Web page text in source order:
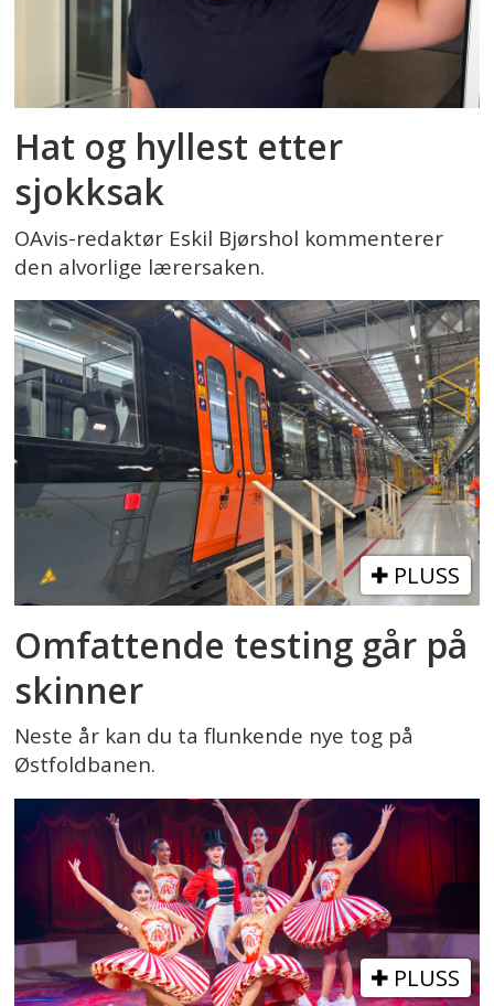
Hat og hyllest etter
sjokksak
OAvis-redaktør Eskil Bjørshol kommenterer
den alvorlige lærersaken.
PLUSS
Omfattende testing går på
skinner
Neste år kan du ta flunkende nye tog på
Østfoldbanen.
PLUSS